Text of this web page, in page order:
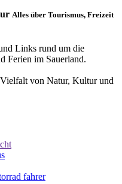
Alles über Tourismus, Freizeit
Links rund um die
Ferien im Sauerland.
von Natur, Kultur und
fahrer